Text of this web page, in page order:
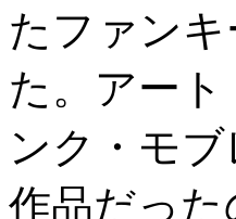
たファン
た。アー
ンク・モ
作品だっ